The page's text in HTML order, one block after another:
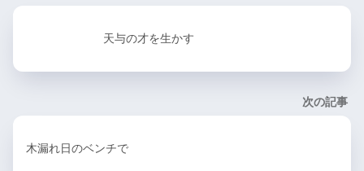
天与の才を生かす
次の記事
木漏れ日のベンチで